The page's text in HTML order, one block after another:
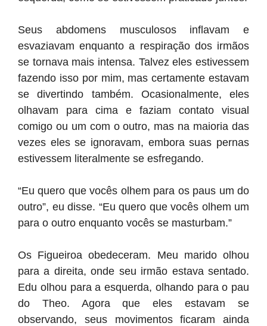
Seus abdomens musculosos inflavam e
esvaziavam enquanto a respiração dos irmãos
se tornava mais intensa. Talvez eles estivessem
fazendo isso por mim, mas certamente estavam
se divertindo também. Ocasionalmente, eles
olhavam para cima e faziam contato visual
comigo ou um com o outro, mas na maioria das
vezes eles se ignoravam, embora suas pernas
estivessem literalmente se esfregando.
“Eu quero que vocês olhem para os paus um do
outro”, eu disse. “Eu quero que vocês olhem um
para o outro enquanto vocês se masturbam.”
Os Figueiroa obedeceram. Meu marido olhou
para a direita, onde seu irmão estava sentado.
Edu olhou para a esquerda, olhando para o pau
do Theo. Agora que eles estavam se
observando, seus movimentos ficaram ainda